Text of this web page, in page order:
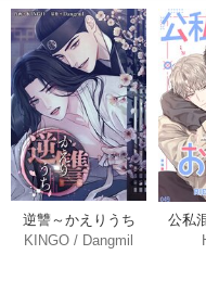
逆讐～かえりうち
～【タテヨミ】 36
KINGO / Dangmil
公私
【タ